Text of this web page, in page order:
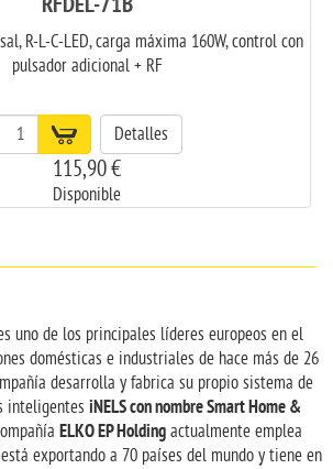
RFDEL-71B
R-L-C-LED, carga máxima 160W, control con
pulsador adicional + RF
Detalles
115,90 €
Disponible
uno de los principales líderes europeos en el
domésticas e industriales de hace más de 26
desarrolla y fabrica su propio sistema de
inteligentes iNELS con nombre Smart Home &
ELKO EP Holding actualmente emplea
exportando a 70 países del mundo y tiene en